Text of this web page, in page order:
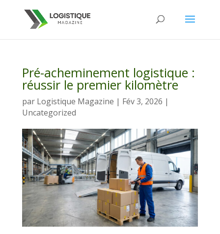
Pré-acheminement logistique :
réussir le premier kilomètre
par Logistique Magazine | Fév 3, 2026 |
Uncategorized